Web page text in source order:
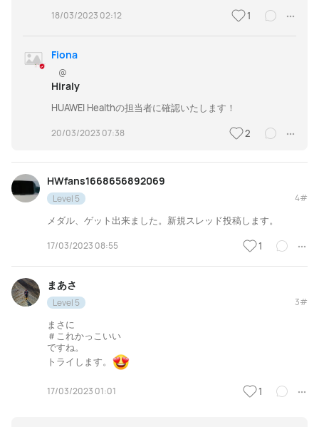
18/03/2023 02:12 1
Fiona
@
Hiraly
HUAWEI Healthの担当者に確認いたします！
20/03/2023 07:38 2
HWfans1668656892069
Level 5 4#
メダル、ゲット出来ました。新規スレッド投稿します。
17/03/2023 08:55 1
まあさ
Level 5 3#
まさに
＃これかっこいい
ですね。
トライします。
17/03/2023 01:01 1